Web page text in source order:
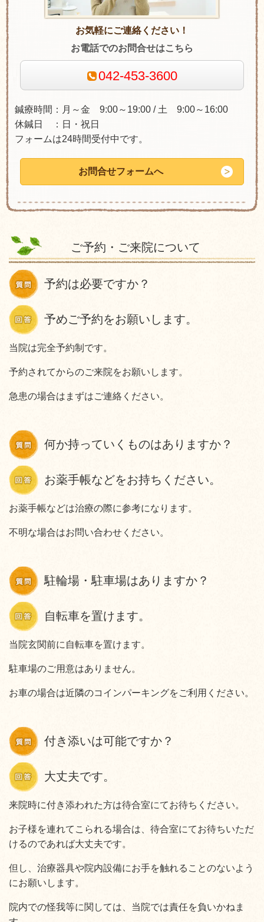
お気軽にご連絡ください！
お電話でのお問合せはこちら
042-453-3600
鍼療時間：月～金 9:00～19:00 / 土 9:00～16:00
休鍼日 ：日・祝日
フォームは24時間受付中です。
お問合せフォームへ
ご予約・ご来院について
予約は必要ですか？
予めご予約をお願いします。
当院は完全予約制です。
予約されてからのご来院をお願いします。
急患の場合はまずはご連絡ください。
何か持っていくものはありますか？
お薬手帳などをお持ちください。
お薬手帳などは治療の際に参考になります。
不明な場合はお問い合わせください。
駐輪場・駐車場はありますか？
自転車を置けます。
当院玄関前に自転車を置けます。
駐車場のご用意はありません。
お車の場合は近隣のコインパーキングをご利用ください。
付き添いは可能ですか？
大丈夫です。
来院時に付き添われた方は待合室にてお待ちください。
お子様を連れてこられる場合は、待合室にてお待ちいただ
けるのであれば大丈夫です。
但し、治療器具や院内設備にお手を触れることのないよう
にお願いします。
院内での怪我等に関しては、当院では責任を負いかねま